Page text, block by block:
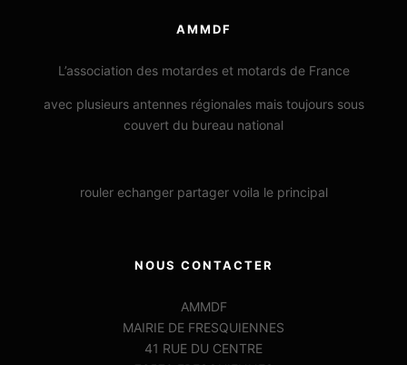
AMMDF
L’association des motardes et motards de France
avec plusieurs antennes régionales mais toujours sous
couvert du bureau national
rouler echanger partager voila le principal
NOUS CONTACTER
AMMDF
MAIRIE DE FRESQUIENNES
41 RUE DU CENTRE